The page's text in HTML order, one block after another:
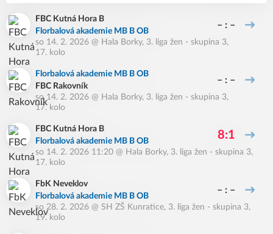
FBC Kutná Hora B
Florbalová akademie MB B OB
– : –
so 14. 2. 2026 @ Hala Borky, 3. liga žen - skupina 3,
17. kolo
Florbalová akademie MB B OB
FBC Rakovník
– : –
so 14. 2. 2026 @ Hala Borky, 3. liga žen - skupina 3,
17. kolo
FBC Kutná Hora B
Florbalová akademie MB B OB
8:1
so 14. 2. 2026 11:20 @ Hala Borky, 3. liga žen - skupina 3,
17. kolo
FbK Neveklov
Florbalová akademie MB B OB
– : –
so 28. 2. 2026 @ SH ZŠ Kunratice, 3. liga žen - skupina 3,
19. kolo